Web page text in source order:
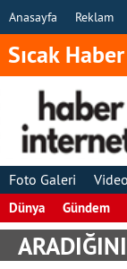
Anasayfa Reklam
Sıcak Haber
Foto Galeri
Dünya Gündem